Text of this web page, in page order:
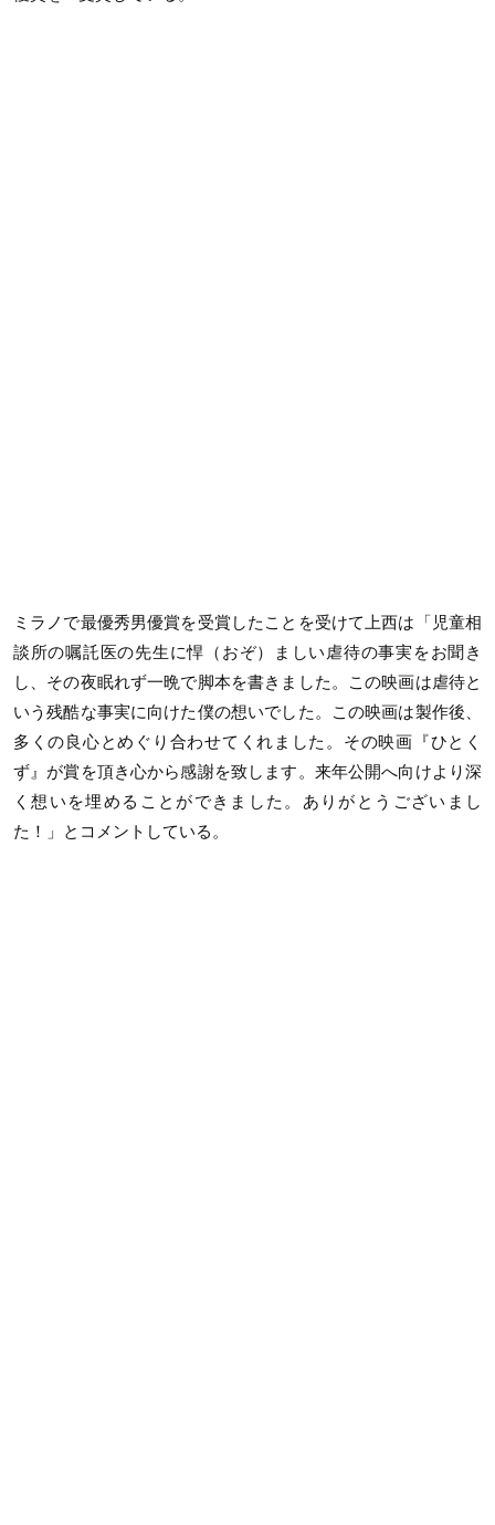
ミラノで最優秀男優賞を受賞したことを受けて上西は「児童相
談所の嘱託医の先生に悍（おぞ）ましい虐待の事実をお聞き
し、その夜眠れず一晩で脚本を書きました。この映画は虐待と
いう残酷な事実に向けた僕の想いでした。この映画は製作後、
多くの良心とめぐり合わせてくれました。その映画『ひとく
ず』が賞を頂き心から感謝を致します。来年公開へ向けより深
く想いを埋めることができました。ありがとうございまし
た！」とコメントしている。